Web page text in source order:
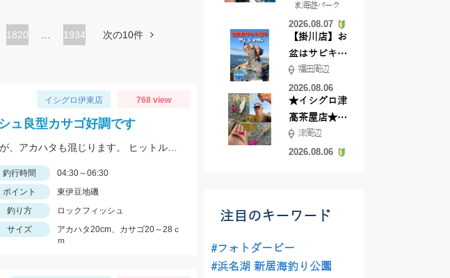
ペ
1820 1934 次の10件
イシグロ伊東店 768 view
ュ良型カサゴ好調です
釣行時間
04:30～06:30
ポイント
東伊豆地磯
釣り方
ロックフィッシュ
サイズ
アカハタ20cm、カサゴ20～28ｃ
ｍ
根店
ま海遊パーク
2026.08.07
【掛川店】お
盆はサビキ釣
りいきません
か?
福田周辺
2026.08.06
★イシグロ津
高茶屋店★津
近郊ハゼ釣れ
てます！
津周辺
2026.08.06
注目のキーワード
#フォトダービー
#浜名湖 新居海釣り公園